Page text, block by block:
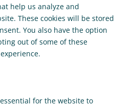
help us analyze and
These cookies will be stored
You also have the option
out of some of these
for the website to